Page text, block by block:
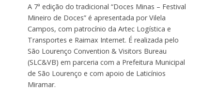
A 7ª edição do tradicional “Doces Minas – Festival
Mineiro de Doces” é apresentada por Vilela
Campos, com patrocínio da Artec Logística e
Transportes e Raimax Internet. É realizada pelo
São Lourenço Convention & Visitors Bureau
(SLC&VB) em parceria com a Prefeitura Municipal
de São Lourenço e com apoio de Laticínios
Miramar.